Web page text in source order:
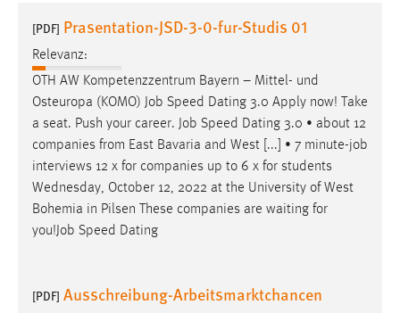
[PDF] Prasentation-JSD-3-0-fur-Studis 01
Relevanz:
OTH AW Kompetenzzentrum Bayern – Mittel- und
Osteuropa (KOMO) Job Speed Dating 3.0 Apply now! Take
a seat. Push your career. Job Speed Dating 3.0 • about 12
companies from East Bavaria and West [...] • 7 minute-job
interviews 12 x for companies up to 6 x for students
Wednesday, October 12, 2022 at the University of West
Bohemia in Pilsen These companies are waiting for
you!Job Speed Dating
[PDF] Ausschreibung-Arbeitsmarktchancen
Performance
Name:
Zweck:
Für performante Seitenauslieferung wird in diesem Cookie
gespeichert, ob man eingeloggt ist.
Sprachpräferenz
site-language-preference